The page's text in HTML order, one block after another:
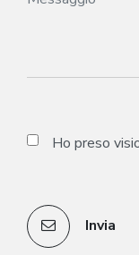
Ho preso
Invia